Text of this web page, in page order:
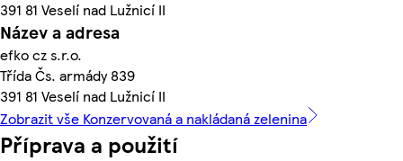
391 81 Veselí nad Lužnicí II
Název a adresa
efko cz s.r.o.
Třída Čs. armády 839
391 81 Veselí nad Lužnicí II
Zobrazit vše Konzervovaná a nakládaná zelenina
Příprava a použití